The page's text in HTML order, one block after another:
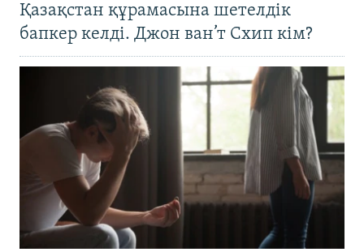
Қазақстан құрамасына шетелдік
бапкер келді. Джон ван’т Схип кім?